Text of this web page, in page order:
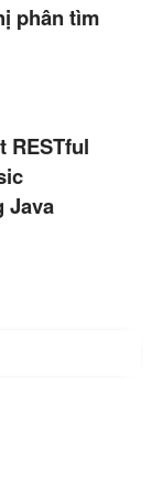
phân tìm
RESTful
Java